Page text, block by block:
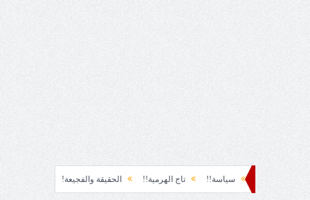
سياسة!! تاج الهرمية!! الحقيقة والفجيعة!! لِقاءُ في المَطَرِ!